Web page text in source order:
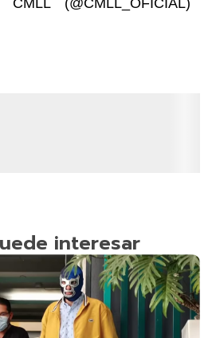
(@CMLL_OFICIAL)
interesar